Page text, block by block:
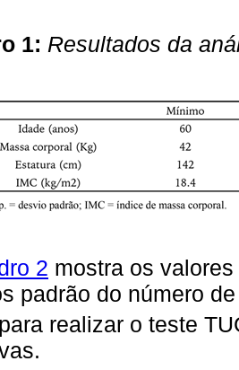
1: Resultados da
2 mostra os
padrão do número
realizar o teste